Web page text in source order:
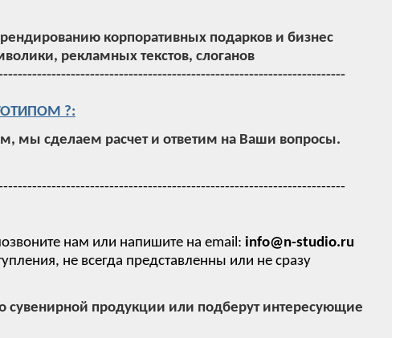
корпоративных подарков и бизнес
рекламных текстов, слоганов
?:
мы сделаем расчет и ответим на Ваши вопросы.
нам или напишите на email: info@n-studio.ru
не всегда представленны или не сразу
сувенирной продукции или подберут интересующие